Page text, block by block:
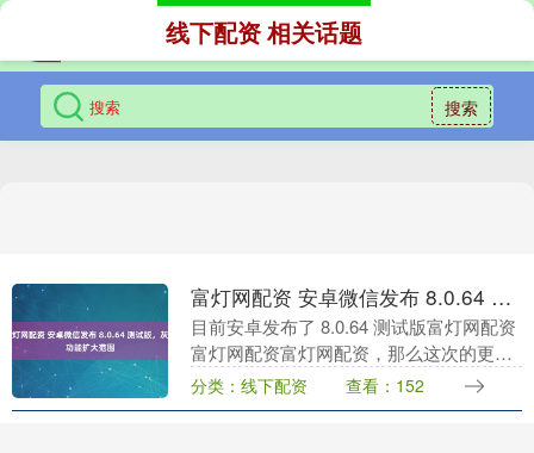
搜索
线下配资 相关话题
富灯网配资 安卓微信发布 8.0.64 测试版，灰测功能扩大范围
目前安卓发布了 8.0.64 测试版富灯网配资
富灯网配资富灯网配资，那么这次的更新
又有哪些变化呢？下面我们就来一起了解
一下！ 根据网友反馈以及我个人体验来
分类：线下配资 查看：152